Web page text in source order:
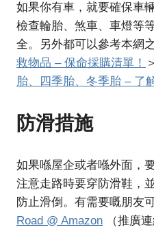
如果你有車，就要確保車
檢查輪胎、煞車、車燈等
全。另外都可以參考本網
救物品 – 保命採購清單！
胎、四季胎、冬季胎 – 了
防滑措施
如果喺屋企或者喺外面，
注意走路時要穿防滑鞋，
防止滑倒。有需要嘅朋友
Road @ Amazon （推廣連